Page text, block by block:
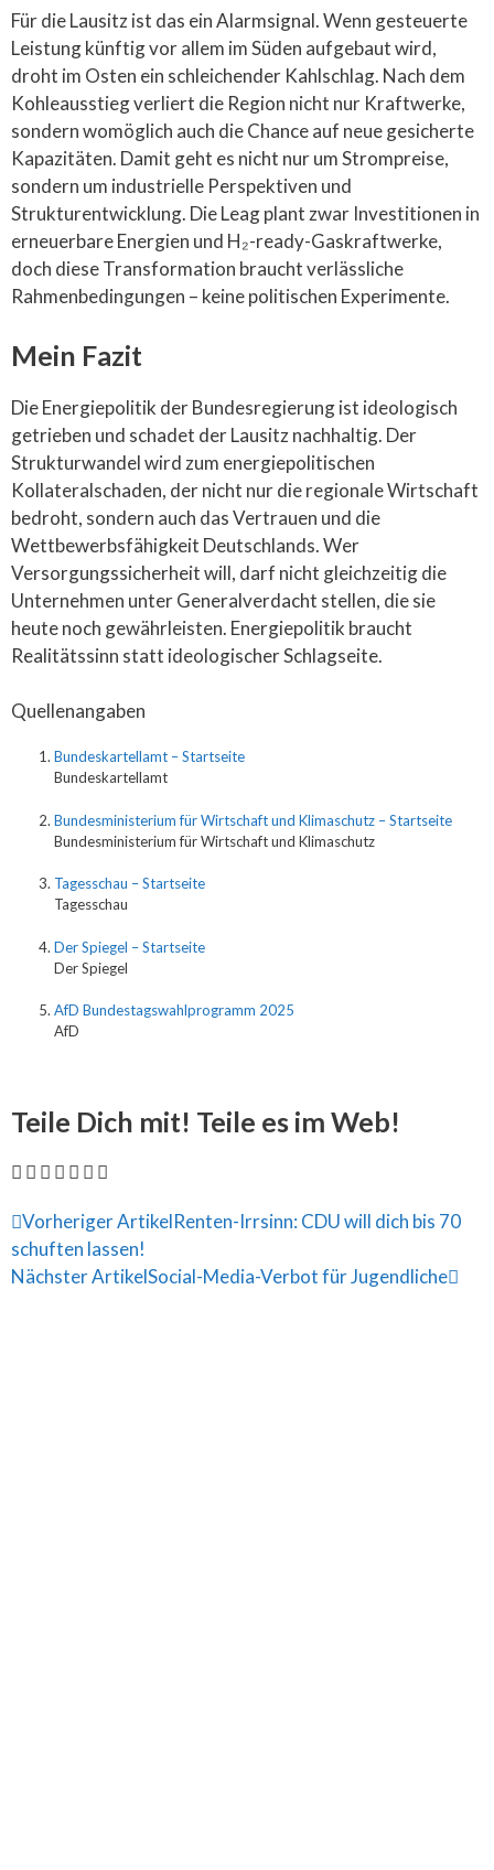
Für die Lausitz ist das ein Alarmsignal. Wenn gesteuerte
Leistung künftig vor allem im Süden aufgebaut wird,
droht im Osten ein schleichender Kahlschlag. Nach dem
Kohleausstieg verliert die Region nicht nur Kraftwerke,
sondern womöglich auch die Chance auf neue gesicherte
Kapazitäten. Damit geht es nicht nur um Strompreise,
sondern um industrielle Perspektiven und
Strukturentwicklung. Die Leag plant zwar Investitionen in
erneuerbare Energien und H₂-ready-Gaskraftwerke,
doch diese Transformation braucht verlässliche
Rahmenbedingungen – keine politischen Experimente.
Mein Fazit
Die Energiepolitik der Bundesregierung ist ideologisch
getrieben und schadet der Lausitz nachhaltig. Der
Strukturwandel wird zum energiepolitischen
Kollateralschaden, der nicht nur die regionale Wirtschaft
bedroht, sondern auch das Vertrauen und die
Wettbewerbsfähigkeit Deutschlands. Wer
Versorgungssicherheit will, darf nicht gleichzeitig die
Unternehmen unter Generalverdacht stellen, die sie
heute noch gewährleisten. Energiepolitik braucht
Realitätssinn statt ideologischer Schlagseite.
Quellenangaben
Bundeskartellamt – Startseite
Bundeskartellamt
Bundesministerium für Wirtschaft und Klimaschutz – Startseite
Bundesministerium für Wirtschaft und Klimaschutz
Tagesschau – Startseite
Tagesschau
Der Spiegel – Startseite
Der Spiegel
AfD Bundestagswahlprogramm 2025
AfD
Teile Dich mit! Teile es im Web!
Vorheriger ArtikelRenten-Irrsinn: CDU will dich bis 70
schuften lassen!
Nächster ArtikelSocial-Media-Verbot für Jugendliche